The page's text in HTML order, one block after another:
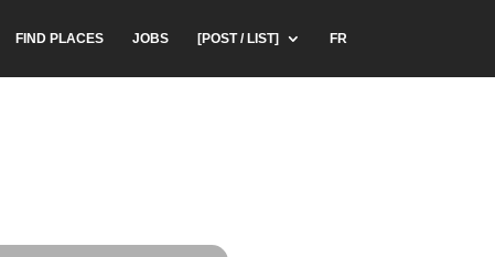
FIND PLACES JOBS [POST / LIST] FR